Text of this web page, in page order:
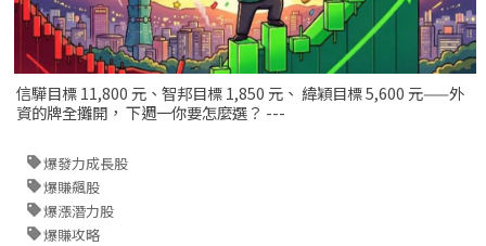
信驊目標 11,800 元、智邦目標 1,850 元、 緯穎目標 5,600 元——外
資的牌全攤開， 下週一你要怎麼選？ ---
爆發力成長股
爆賺飆股
爆漲潛力股
爆賺攻略